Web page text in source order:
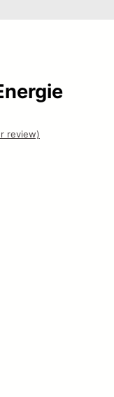
review)